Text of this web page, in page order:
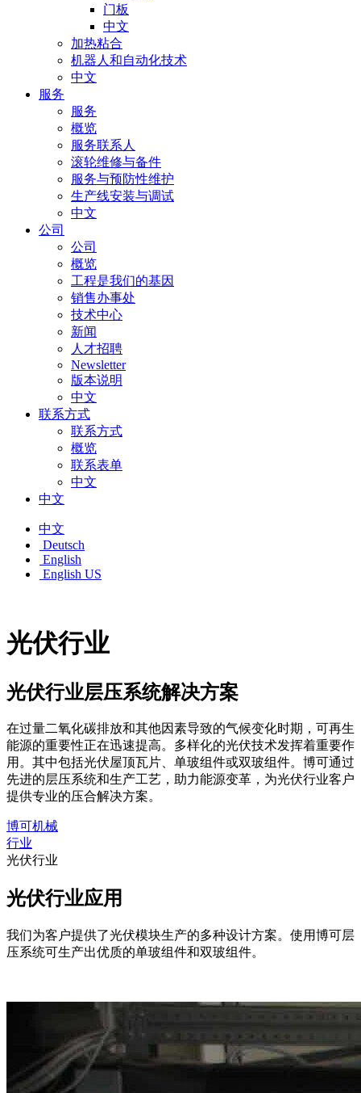
门板
中文
加热粘合
机器人和自动化技术
中文
服务
服务
概览
服务联系人
滚轮维修与备件
服务与预防性维护
生产线安装与调试
中文
公司
公司
概览
工程是我们的基因
销售办事处
技术中心
新闻
人才招聘
Newsletter
版本说明
中文
联系方式
联系方式
概览
联系表单
中文
中文
中文
Deutsch
English
English US
光伏行业
光伏行业层压系统解决方案
在过量二氧化碳排放和其他因素导致的气候变化时期，可再生
能源的重要性正在迅速提高。多样化的光伏技术发挥着重要作
用。其中包括光伏屋顶瓦片、单玻组件或双玻组件。博可通过
先进的层压系统和生产工艺，助力能源变革，为光伏行业客户
提供专业的压合解决方案。
博可机械
行业
光伏行业
光伏行业应用
我们为客户提供了光伏模块生产的多种设计方案。使用博可层
压系统可生产出优质的单玻组件和双玻组件。